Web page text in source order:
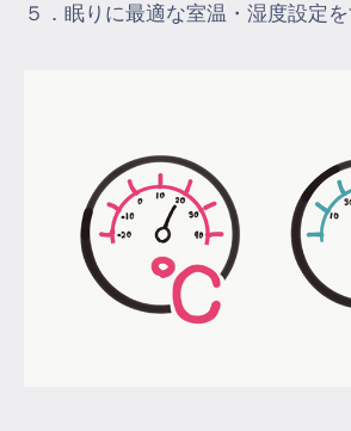
５．眠りに最適な室温・湿度設定